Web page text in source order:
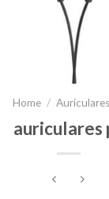
Home /
auriculares